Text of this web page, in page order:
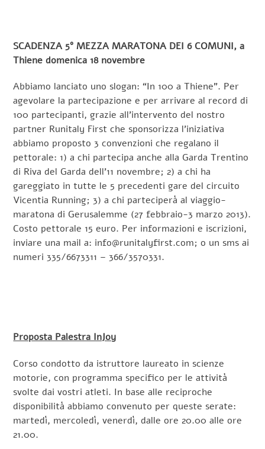
SCADENZA 5° MEZZA MARATONA DEI 6 COMUNI, a
Thiene domenica 18 novembre
Abbiamo lanciato uno slogan: “In 100 a Thiene”. Per
agevolare la partecipazione e per arrivare al record di
100 partecipanti, grazie all’intervento del nostro
partner Runitaly First che sponsorizza l’iniziativa
abbiamo proposto 3 convenzioni che regalano il
pettorale: 1) a chi partecipa anche alla Garda Trentino
di Riva del Garda dell’11 novembre; 2) a chi ha
gareggiato in tutte le 5 precedenti gare del circuito
Vicentia Running; 3) a chi parteciperà al viaggio-
maratona di Gerusalemme (27 febbraio-3 marzo 2013).
Costo pettorale 15 euro. Per informazioni e iscrizioni,
inviare una mail a: info@runitalyfirst.com; o un sms ai
numeri 335/6673311 – 366/3570331.
Proposta Palestra InJoy
Corso condotto da istruttore laureato in scienze
motorie, con programma specifico per le attività
svolte dai vostri atleti. In base alle reciproche
disponibilità abbiamo convenuto per queste serate:
martedì, mercoledì, venerdì, dalle ore 20.00 alle ore
21.00.